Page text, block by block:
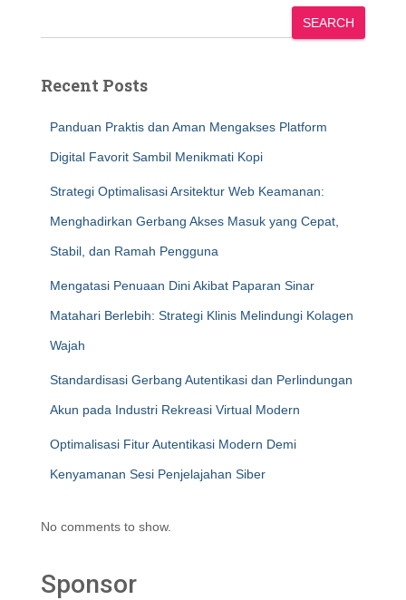
SEARCH
Recent Posts
Panduan Praktis dan Aman Mengakses Platform
Digital Favorit Sambil Menikmati Kopi
Strategi Optimalisasi Arsitektur Web Keamanan:
Menghadirkan Gerbang Akses Masuk yang Cepat,
Stabil, dan Ramah Pengguna
Mengatasi Penuaan Dini Akibat Paparan Sinar
Matahari Berlebih: Strategi Klinis Melindungi Kolagen
Wajah
Standardisasi Gerbang Autentikasi dan Perlindungan
Akun pada Industri Rekreasi Virtual Modern
Optimalisasi Fitur Autentikasi Modern Demi
Kenyamanan Sesi Penjelajahan Siber
No comments to show.
Sponsor